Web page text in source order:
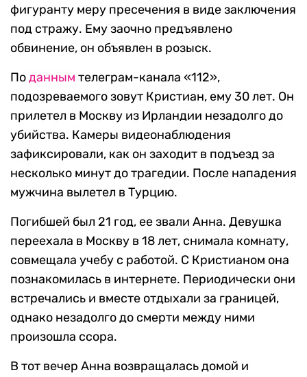
фигуранту меру пресечения в виде заключения
под стражу. Ему заочно предъявлено
обвинение, он объявлен в розыск.
Поданным телеграм-канала «112»,
подозреваемого зовут Кристиан, ему 30 лет. Он
прилетел в Москву из Ирландии незадолго до
убийства. Камеры видеонаблюдения
зафиксировали, как он заходит в подъезд за
несколько минут до трагедии. После нападения
мужчина вылетел в Турцию.
Погибшей был 21 год, ее звали Анна. Девушка
переехала в Москву в 18 лет, снимала комнату,
совмещала учебу с работой. С Кристианом она
познакомилась в интернете. Периодически они
встречались и вместе отдыхали за границей,
однако незадолго до смерти между ними
произошла ссора.
В тот вечер Анна возвращалась домой и